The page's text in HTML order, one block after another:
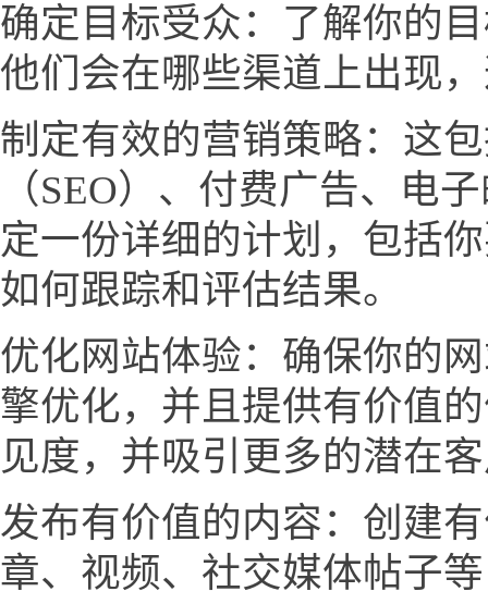
确定目标受众：了解你的
他们会在哪些渠道上出现
制定有效的营销策略：这
（SEO）、付费广告、电
定一份详细的计划，包括
如何跟踪和评估结果。
优化网站体验：确保你的
擎优化，并且提供有价值
见度，并吸引更多的潜在
发布有价值的内容：创建
章、视频、社交媒体帖子